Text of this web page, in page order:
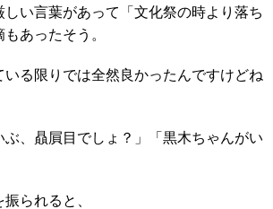
い言葉があって「文化祭の時より落ち
あったそう。
る限りでは全然良かったんですけどね
、贔屓目でしょ？」「黒木ちゃんがい
られると、